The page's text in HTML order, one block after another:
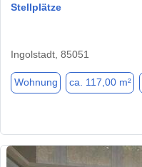
Stellplätze
Ingolstadt, 85051
Wohnung ca. 117,00 m²